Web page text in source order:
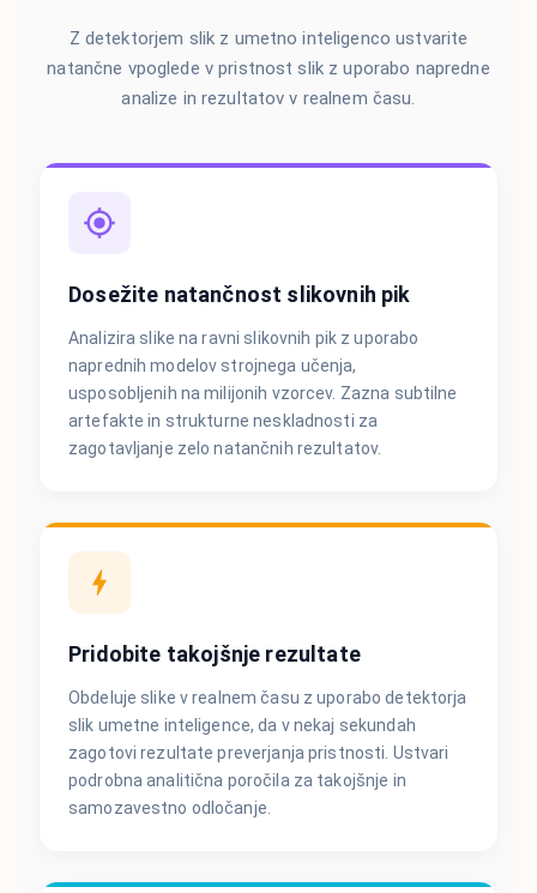
Z detektorjem slik z umetno inteligenco ustvarite
natančne vpoglede v pristnost slik z uporabo napredne
analize in rezultatov v realnem času.
Dosežite natančnost slikovnih pik
Analizira slike na ravni slikovnih pik z uporabo
naprednih modelov strojnega učenja,
usposobljenih na milijonih vzorcev. Zazna subtilne
artefakte in strukturne neskladnosti za
zagotavljanje zelo natančnih rezultatov.
Pridobite takojšnje rezultate
Obdeluje slike v realnem času z uporabo detektorja
slik umetne inteligence, da v nekaj sekundah
zagotovi rezultate preverjanja pristnosti. Ustvari
podrobna analitična poročila za takojšnje in
samozavestno odločanje.